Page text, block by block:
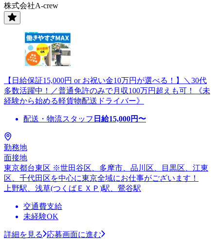
株式会社A-crew
【日給保証15,000円 or お祝い金10万円が選べる！】＼30代
多数活躍中！／普通免許のみで月収100万円超えも可！《未
経験から始める軽貨物配送ドライバー》
配送・物流スタッフ 日給15,000円〜
勤務地
面接地
東京都台東区 ※世田谷区、多摩市、品川区、目黒区、江東
区、千代田区を中心に東京全域にお仕事がございます！
上野駅、浅草(つくばＥＸＰ)駅、鶯谷駅
交通費支給
未経験OK
詳細を見る 応募画面に進む